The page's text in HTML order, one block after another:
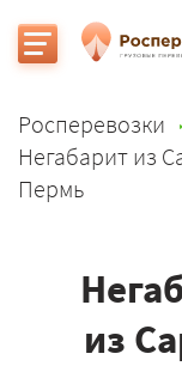
Росперевозки
Негабарит из
Пермь
из